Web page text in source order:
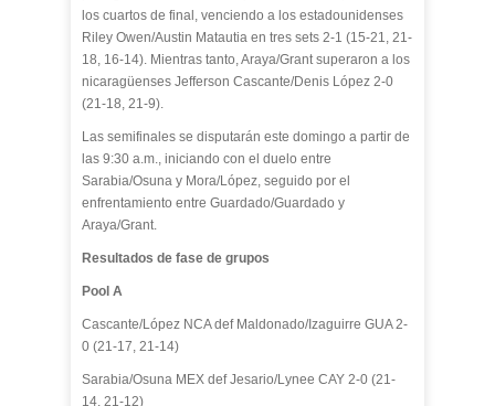
los cuartos de final, venciendo a los estadounidenses
Riley Owen/Austin Matautia en tres sets 2-1 (15-21, 21-
18, 16-14). Mientras tanto, Araya/Grant superaron a los
nicaragüenses Jefferson Cascante/Denis López 2-0
(21-18, 21-9).
Las semifinales se disputarán este domingo a partir de
las 9:30 a.m., iniciando con el duelo entre
Sarabia/Osuna y Mora/López, seguido por el
enfrentamiento entre Guardado/Guardado y
Araya/Grant.
Resultados de fase de grupos
Pool A
Cascante/López NCA def Maldonado/Izaguirre GUA 2-
0 (21-17, 21-14)
Sarabia/Osuna MEX def Jesario/Lynee CAY 2-0 (21-
14, 21-12)